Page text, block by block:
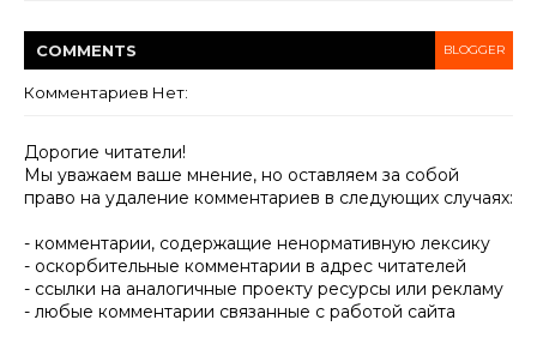
COMMENTS BLOGGER
Комментариев Нет:
Дорогие читатели!
Мы уважаем ваше мнение, но оставляем за собой
право на удаление комментариев в следующих случаях:
- комментарии, содержащие ненормативную лексику
- оскорбительные комментарии в адрес читателей
- ссылки на аналогичные проекту ресурсы или рекламу
- любые комментарии связанные с работой сайта